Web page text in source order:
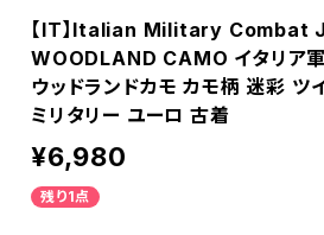
【IT】Italian Military Combat
WOODLAND CAMO イタリア軍
ウッドランドカモ カモ柄 迷彩 ツ
ミリタリー ユーロ 古着
¥6,980
残り1点